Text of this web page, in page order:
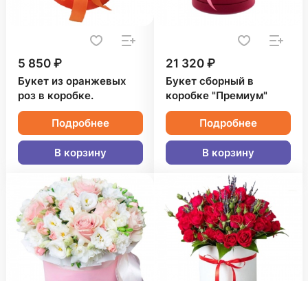
5 850 ₽
Букет из оранжевых
роз в коробке.
Подробнее
В корзину
21 320 ₽
Букет сборный в
коробке "Премиум"
Подробнее
В корзину